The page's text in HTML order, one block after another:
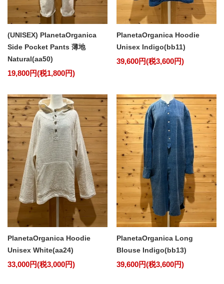
(UNISEX) PlanetaOrganica
Side Pocket Pants 薄地
Natural(aa50)
19,800円(税1,800円)
PlanetaOrganica Hoodie
Unisex Indigo(bb11)
39,600円(税3,600円)
PlanetaOrganica Hoodie
Unisex White(aa24)
33,000円(税3,000円)
PlanetaOrganica Long
Blouse Indigo(bb13)
39,600円(税3,600円)